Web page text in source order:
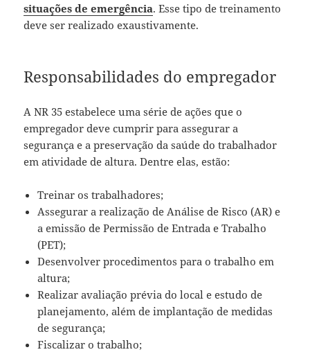
situações de emergência. Esse tipo de treinamento
deve ser realizado exaustivamente.
Responsabilidades do empregador
A NR 35 estabelece uma série de ações que o
empregador deve cumprir para assegurar a
segurança e a preservação da saúde do trabalhador
em atividade de altura. Dentre elas, estão:
Treinar os trabalhadores;
Assegurar a realização de Análise de Risco (AR) e
a emissão de Permissão de Entrada e Trabalho
(PET);
Desenvolver procedimentos para o trabalho em
altura;
Realizar avaliação prévia do local e estudo de
planejamento, além de implantação de medidas
de segurança;
Fiscalizar o trabalho;